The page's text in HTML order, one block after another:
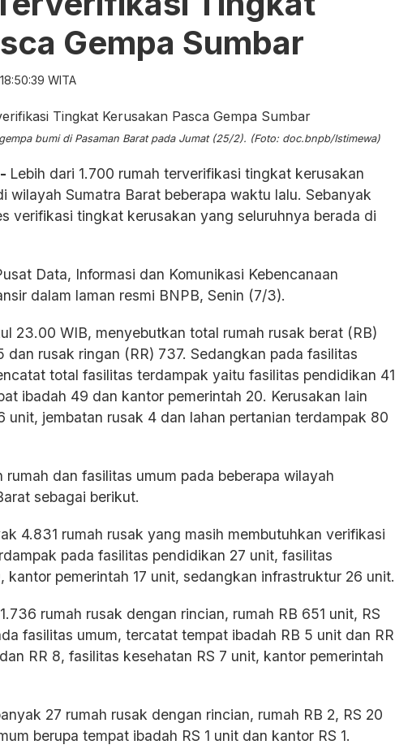
Gempa Sumbar
WITA
bumi di Pasaman Barat pada Jumat (25/2). (Foto: doc.bnpb/Istimewa)
Lebih dari 1.700 rumah terverifikasi tingkat kerusakan
wilayah Sumatra Barat beberapa waktu lalu. Sebanyak
verifikasi tingkat kerusakan yang seluruhnya berada di
Data, Informasi dan Komunikasi Kebencanaan
dalam laman resmi BNPB, Senin (7/3).
23.00 WIB, menyebutkan total rumah rusak berat (RB)
rusak ringan (RR) 737. Sedangkan pada fasilitas
total fasilitas terdampak yaitu fasilitas pendidikan 41
ibadah 49 dan kantor pemerintah 20. Kerusakan lain
unit, jembatan rusak 4 dan lahan pertanian terdampak 80
dan fasilitas umum pada beberapa wilayah
sebagai berikut.
4.831 rumah rusak yang masih membutuhkan verifikasi
pada fasilitas pendidikan 27 unit, fasilitas
kantor pemerintah 17 unit, sedangkan infrastruktur 26 unit.
rumah rusak dengan rincian, rumah RB 651 unit, RS
fasilitas umum, tercatat tempat ibadah RB 5 unit dan RR
RR 8, fasilitas kesehatan RS 7 unit, kantor pemerintah
27 rumah rusak dengan rincian, rumah RB 2, RS 20
berupa tempat ibadah RS 1 unit dan kantor RS 1.